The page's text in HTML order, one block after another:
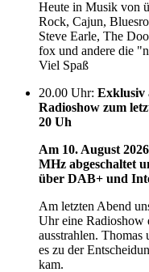
Heute in Musik von
Rock, Cajun,
Steve Earle, The
fox und andere die
Viel Spaß
20.00 Uhr: Exklusiv
Radioshow zum
20 Uh
Am 10. August
MHz abgeschaltet
über DAB+ und
Am letzten Abend
Uhr eine
ausstrahlen.
es zu der
kam.